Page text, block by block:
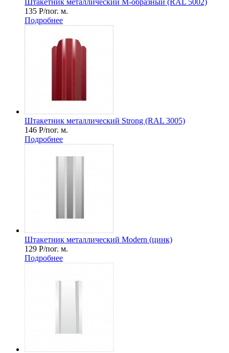
135 Р/пог. м.
Подробнее
Штакетник металлический Strong (RAL 3005)
146 Р/пог. м.
Подробнее
Штакетник металлический Мodern (цинк)
129 Р/пог. м.
Подробнее